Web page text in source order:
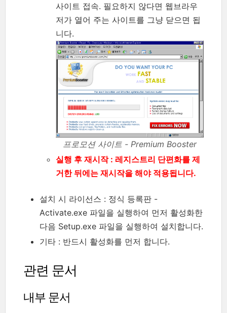
사이트 접속. 필요하지 않다면 웹브라우
저가 열어 주는 사이트를 그냥 닫으면 됩
니다.
프로모션 사이트 - Premium Booster
실행 후 재시작 : 레지스트리 단편화를 제
거한 뒤에는 재시작을 해야 적용됩니다.
설치 시 라이선스 : 정식 등록판 -
Activate.exe 파일을 실행하여 먼저 활성화한
다음 Setup.exe 파일을 실행하여 설치합니다.
기타 : 반드시 활성화를 먼저 합니다.
관련 문서
내부 문서